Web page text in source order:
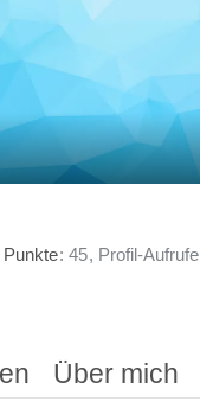
Punkte 45 Profil-Aufrufe
Über mich